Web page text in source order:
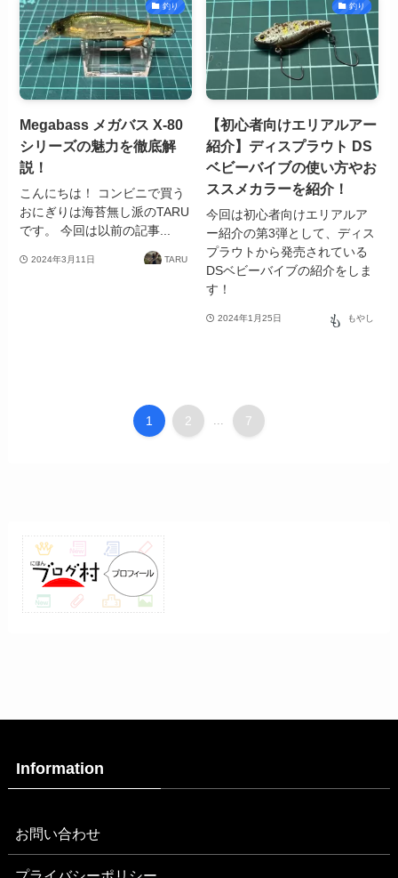
釣り
Megabass メガバス X-80
シリーズの魅力を徹底解
説！
こんにちは！ コンビニで買う
おにぎりは海苔無し派のTARU
です。 今回は以前の記事...
2024年3月11日 TARU
釣り
【初心者向けエリアルアー
紹介】ディスプラウト DS
ベビーバイブの使い方やお
ススメカラーを紹介！
今回は初心者向けエリアルア
ー紹介の第3弾として、ディス
プラウトから発売されている
DSベビーバイブの紹介をしま
す！
2024年1月25日 もやし
1 2 7
Information
お問い合わせ